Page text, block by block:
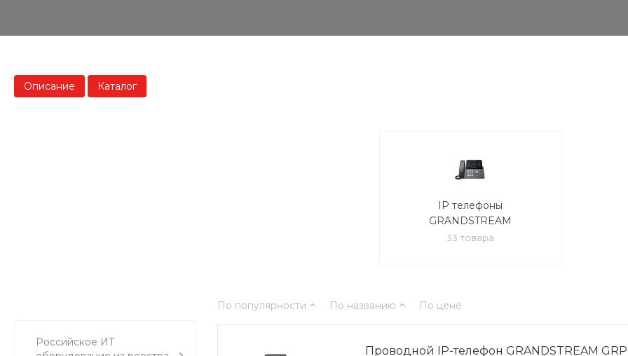
Описание Каталог
IP телефоны
GRANDSTREAM
33 товара
Российское ИТ
По популярности По названию По цене
Проводной IP-телефон GRANDSTREAM